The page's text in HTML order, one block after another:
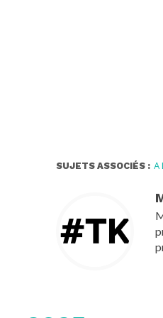
SUJETS ASSOCIÉS : A